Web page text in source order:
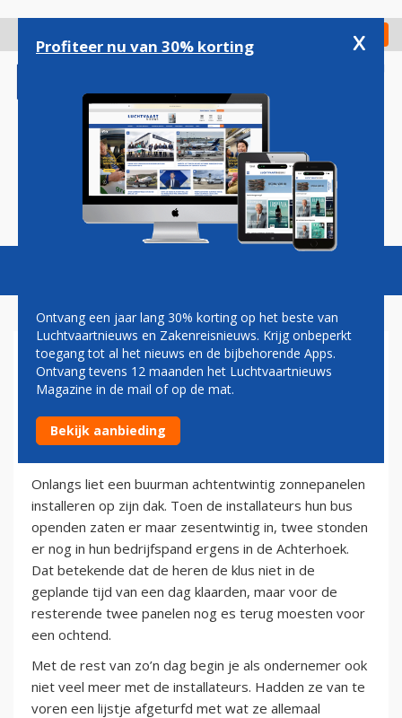
gaan
Check in
Magazine Podcasts Vacatures
HERMAN MATEBOER: SPIN-
OFF
8 oktober 2013
Onlangs liet een buurman achtentwintig zonnepanelen
installeren op zijn dak. Toen de installateurs hun bus
openden zaten er maar zesentwintig in, twee stonden
er nog in hun bedrijfspand ergens in de Achterhoek.
Dat betekende dat de heren de klus niet in de
geplande tijd van een dag klaarden, maar voor de
resterende twee panelen nog es terug moesten voor
een ochtend.
Met de rest van zo’n dag begin je als ondernemer ook
niet veel meer met de installateurs. Hadden ze van te
voren een lijstje afgeturfd met wat ze allemaal
Profiteer nu van 30% korting x
Ontvang een jaar lang 30% korting op het beste van
Luchtvaartnieuws en Zakenreisnieuws. Krijg onbeperkt
toegang tot al het nieuws en de bijbehorende Apps.
Ontvang tevens 12 maanden het Luchtvaartnieuws
Magazine in de mail of op de mat.
Bekijk aanbieding